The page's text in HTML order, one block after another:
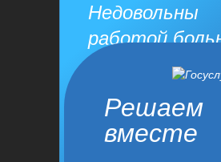
Решаем
вместе
Недовольны
работой
Сообщить о